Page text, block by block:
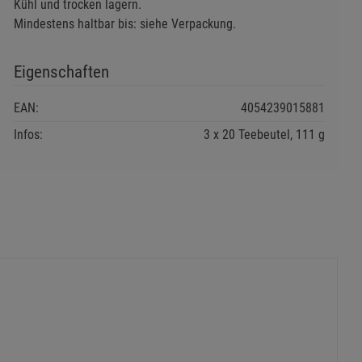
Kühl und trocken lagern.
Mindestens haltbar bis: siehe Verpackung.
Eigenschaften
EAN:
4054239015881
Infos:
3 x 20 Teebeutel, 111 g
Gruppe